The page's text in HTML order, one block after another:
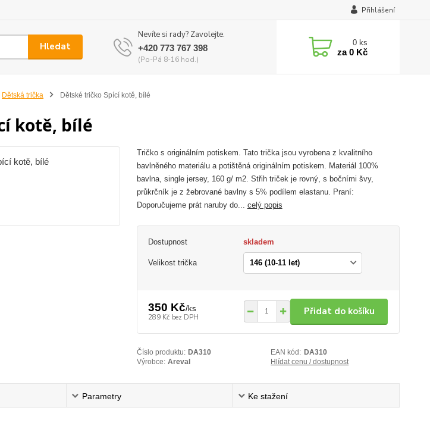
Přihlášení
Hledat
Nevíte si rady? Zavolejte.
+420 773 767 398
(Po-Pá 8-16 hod.)
0 ks
za0 Kč
Dětská trička Dětské tričko Spící kotě, bílé
kotě, bílé
Tričko s originálním potiskem. Tato trička jsou vyrobena z kvalitního
bavlněného materiálu a potištěná originálním potiskem. Materiál 100%
bavlna, single jersey, 160 g/ m2. Střih triček je rovný, s bočními švy,
průkrčník je z žebrované bavlny s 5% podílem elastanu. Praní:
Doporučujeme prát naruby do... celý popis
Dostupnost skladem
Velikost trička
350 Kč/ks
289 Kč bez DPH
Přidat do košíku
Číslo produktu: DA310 EAN kód: DA310
Výrobce: Areval Hlídat cenu / dostupnost
Parametry Ke stažení